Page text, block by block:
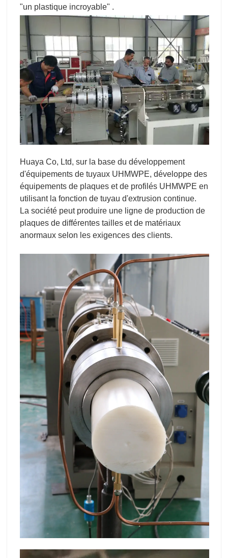
"un plastique incroyable" .
Huaya Co, Ltd, sur la base du développement
d'équipements de tuyaux UHMWPE, développe des
équipements de plaques et de profilés UHMWPE en
utilisant la fonction de tuyau d'extrusion continue.
La société peut produire une ligne de production de
plaques de différentes tailles et de matériaux
anormaux selon les exigences des clients.